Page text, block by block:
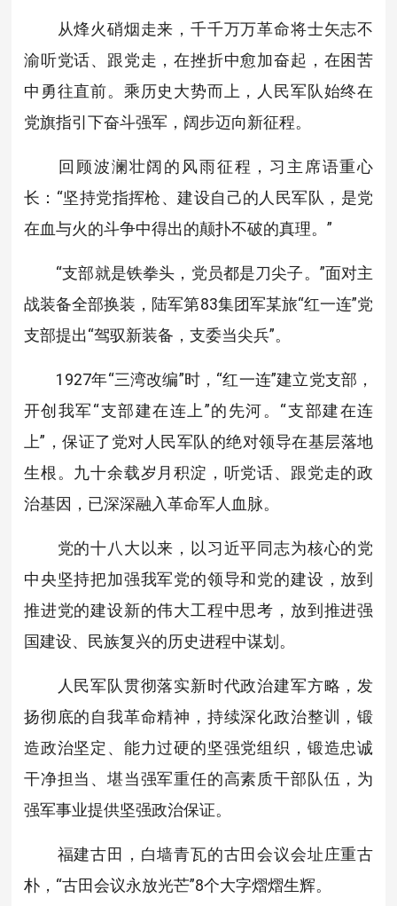
从烽火硝烟走来，千千万万革命将士矢志不
渝听党话、跟党走，在挫折中愈加奋起，在困苦
中勇往直前。乘历史大势而上，人民军队始终在
党旗指引下奋斗强军，阔步迈向新征程。
回顾波澜壮阔的风雨征程，习主席语重心
长：“坚持党指挥枪、建设自己的人民军队，是党
在血与火的斗争中得出的颠扑不破的真理。”
“支部就是铁拳头，党员都是刀尖子。”面对主
战装备全部换装，陆军第83集团军某旅“红一连”党
支部提出“驾驭新装备，支委当尖兵”。
1927年“三湾改编”时，“红一连”建立党支部，
开创我军“支部建在连上”的先河。“支部建在连
上”，保证了党对人民军队的绝对领导在基层落地
生根。九十余载岁月积淀，听党话、跟党走的政
治基因，已深深融入革命军人血脉。
党的十八大以来，以习近平同志为核心的党
中央坚持把加强我军党的领导和党的建设，放到
推进党的建设新的伟大工程中思考，放到推进强
国建设、民族复兴的历史进程中谋划。
人民军队贯彻落实新时代政治建军方略，发
扬彻底的自我革命精神，持续深化政治整训，锻
造政治坚定、能力过硬的坚强党组织，锻造忠诚
干净担当、堪当强军重任的高素质干部队伍，为
强军事业提供坚强政治保证。
福建古田，白墙青瓦的古田会议会址庄重古
朴，“古田会议永放光芒”8个大字熠熠生辉。